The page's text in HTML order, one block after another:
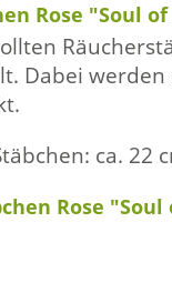
Rose "Soul
Dabei
ca.
Rose